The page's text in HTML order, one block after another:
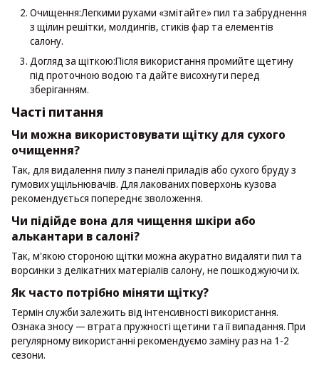
Очищення:Легкими рухами «змітайте» пил та забруднення
з щілин решітки, молдингів, стиків фар та елементів
салону.
Догляд за щіткою:Після використання промийте щетину
під проточною водою та дайте висохнути перед
зберіганням.
Часті питання
Чи можна використовувати щітку для сухого
очищення?
Так, для видалення пилу з панелі приладів або сухого бруду з
гумових ущільнювачів. Для лакованих поверхонь кузова
рекомендується попереднє зволоження.
Чи підійде вона для чищення шкіри або
алькантари в салоні?
Так, м'якою стороною щітки можна акуратно видаляти пил та
ворсинки з делікатних матеріалів салону, не пошкоджуючи їх.
Як часто потрібно міняти щітку?
Термін служби залежить від інтенсивності використання.
Ознака зносу — втрата пружності щетини та її випадання. При
регулярному використанні рекомендуємо заміну раз на 1-2
сезони.